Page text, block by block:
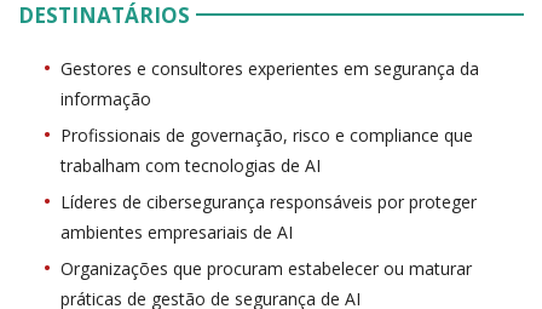
DESTINATÁRIOS
Gestores e consultores experientes em segurança da
informação
Profissionais de governação, risco e compliance que
trabalham com tecnologias de AI
Líderes de cibersegurança responsáveis por proteger
ambientes empresariais de AI
Organizações que procuram estabelecer ou maturar
práticas de gestão de segurança de AI